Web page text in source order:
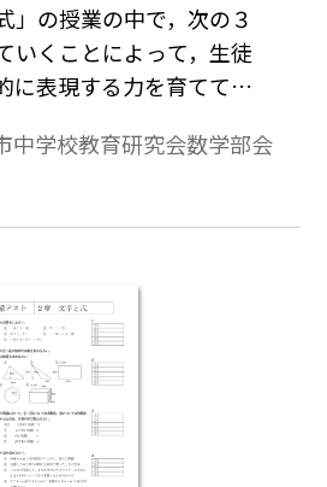
」の授業の中で，次の３
いくことによって，生徒
に表現する力を育ててい
持って取り組める場2.表現
な表現のよさを体験する
中学校教育研究会数学部会